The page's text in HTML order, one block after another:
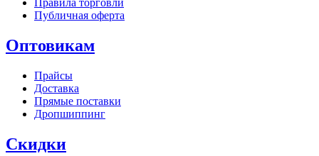
Правила торговли
Публичная оферта
Оптовикам
Прайсы
Доставка
Прямые поставки
Дропшиппинг
Скидки